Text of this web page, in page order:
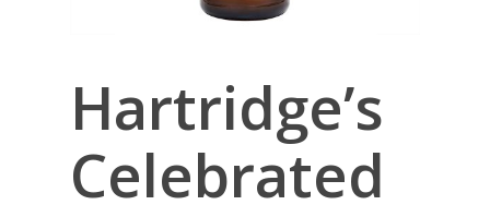
Hartridge’s
Celebrated